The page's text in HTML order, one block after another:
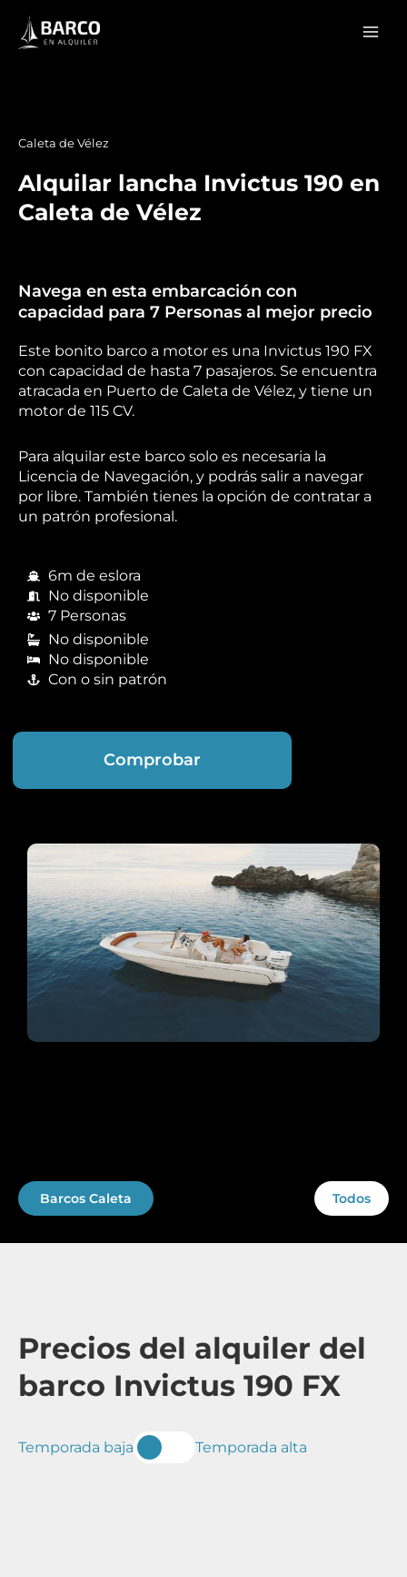
contenido
Caleta de Vélez
Alquilar lancha Invictus 190 en
Caleta de Vélez
Navega en esta embarcación con
capacidad para 7 Personas al mejor precio
Este bonito barco a motor es una Invictus 190 FX
con capacidad de hasta 7 pasajeros. Se encuentra
atracada en Puerto de Caleta de Vélez, y tiene un
motor de 115 CV.
Para alquilar este barco solo es necesaria la
Licencia de Navegación, y podrás salir a navegar
por libre. También tienes la opción de contratar a
un patrón profesional.
6m de eslora
No disponible
7 Personas
No disponible
No disponible
Con o sin patrón
Comprobar
Barcos Caleta Todos
Precios del alquiler del
barco Invictus 190 FX
Temporada baja Temporada alta